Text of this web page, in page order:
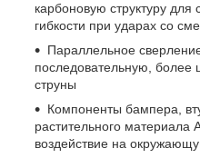
карбоновую структуру для
гибкости при ударах со
Параллельное
последовательную,
струны
Компоненты бампера,
растительного
воздействие на